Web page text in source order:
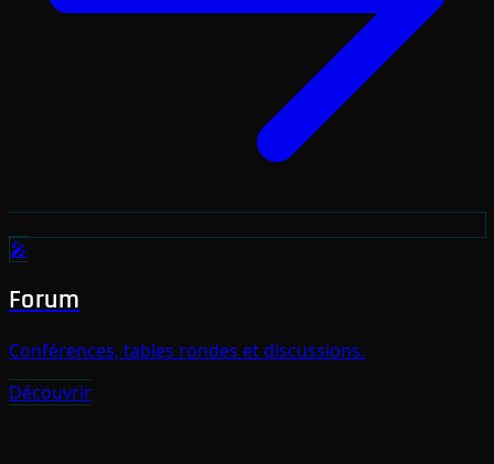
🎤
Forum
Conférences, tables rondes et discussions.
Découvrir